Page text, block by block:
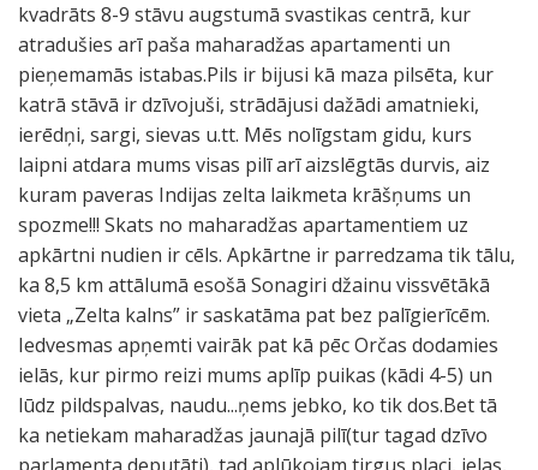
kvadrāts 8-9 stāvu augstumā svastikas centrā, kur
atradušies arī paša maharadžas apartamenti un
pieņemamās istabas.Pils ir bijusi kā maza pilsēta, kur
katrā stāvā ir dzīvojuši, strādājusi dažādi amatnieki,
ierēdņi, sargi, sievas u.tt. Mēs nolīgstam gidu, kurs
laipni atdara mums visas pilī arī aizslēgtās durvis, aiz
kuram paveras Indijas zelta laikmeta krāšņums un
spozme!!! Skats no maharadžas apartamentiem uz
apkārtni nudien ir cēls. Apkārtne ir parredzama tik tālu,
ka 8,5 km attālumā esošā Sonagiri džainu vissvētākā
vieta „Zelta kalns” ir saskatāma pat bez palīgierīcēm.
Iedvesmas apņemti vairāk pat kā pēc Orčas dodamies
ielās, kur pirmo reizi mums aplīp puikas (kādi 4-5) un
lūdz pildspalvas, naudu...ņems jebko, ko tik dos.Bet tā
ka netiekam maharadžas jaunajā pilī(tur tagad dzīvo